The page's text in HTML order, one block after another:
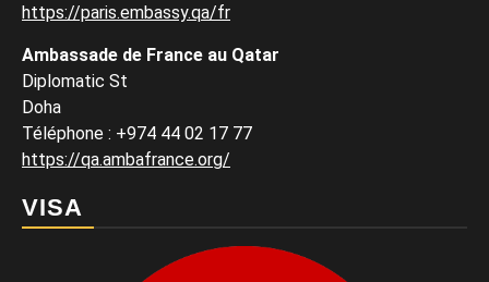
https://paris.embassy.qa/fr
Ambassade de France au Qatar
Diplomatic St
Doha
Téléphone : +974 44 02 17 77
https://qa.ambafrance.org/
VISA